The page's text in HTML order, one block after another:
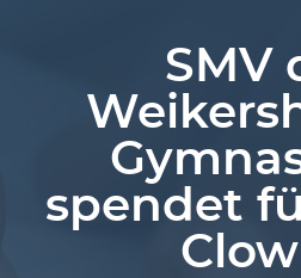
SMV
spendet